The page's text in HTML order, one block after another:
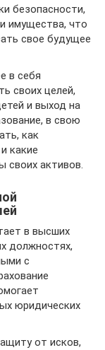
безопасности,
имущества, что
свое будущее
в себя
своих целей,
и выход на
в свою
как
какие
своих активов.
в высших
должностях,
с
юридических
от исков,